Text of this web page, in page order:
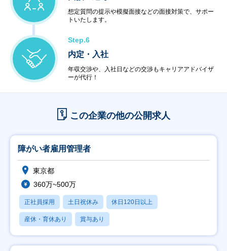
想定質問の提示や模擬面接などの面接対策で、サポー
トいたします。
Step.6
内定・入社
年収交渉や、入社日などの交渉もキャリアアドバイザ
ーが代行！
この企業の他の公開求人
障がい者雇用管理者
東京都
360万~500万
正社員採用 土日祝休み 休日120日以上
産休・育休あり 賞与あり